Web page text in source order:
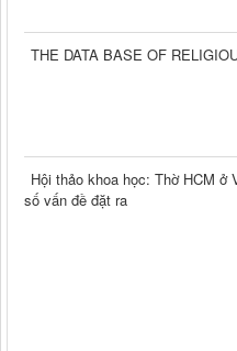
THE DATA BASE OF
Hội thảo khoa học: Thờ HCM ở
số vấn đề đặt ra